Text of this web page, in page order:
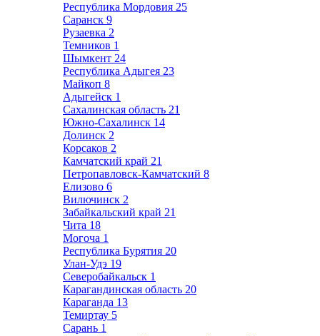
Республика Мордовия 25
Саранск 9
Рузаевка 2
Темников 1
Шымкент 24
Республика Адыгея 23
Майкоп 8
Адыгейск 1
Сахалинская область 21
Южно-Сахалинск 14
Долинск 2
Корсаков 2
Камчатский край 21
Петропавловск-Камчатский 8
Елизово 6
Вилючинск 2
Забайкальский край 21
Чита 18
Могоча 1
Республика Бурятия 20
Улан-Удэ 19
Северобайкальск 1
Карагандинская область 20
Караганда 13
Темиртау 5
Сарань 1